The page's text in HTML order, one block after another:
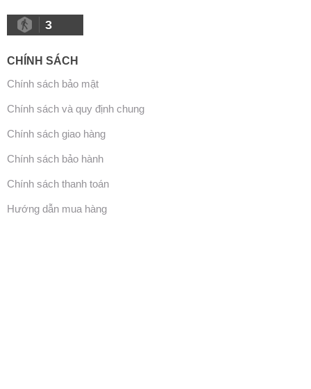
3
CHÍNH SÁCH
Chính sách bảo mật
Chính sách và quy định chung
Chính sách giao hàng
Chính sách bảo hành
Chính sách thanh toán
Hướng dẫn mua hàng